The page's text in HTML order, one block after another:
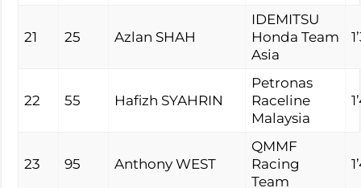
21 25 Azlan SHAH
IDEMITSU
Honda Team
Asia
22 55 Hafizh SYAHRIN
Petronas
Raceline
Malaysia
23 95 Anthony WEST
QMMF
Racing
Team